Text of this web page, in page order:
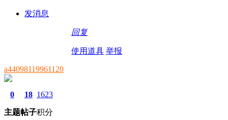
发消息
回复
使用道具 举报
a44098119961120
0
主题
18
帖子
1623
积分